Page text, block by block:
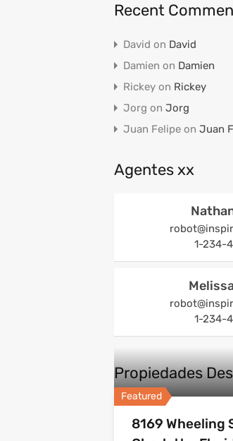
Recent
David on David
Damien on Damien
Rickeyon Rickey
Jorg on Jorg
Juan Felipeon Juan
Agentes xx
1-234-
1-234-
Propiedades
Featured
8169 Wheeling